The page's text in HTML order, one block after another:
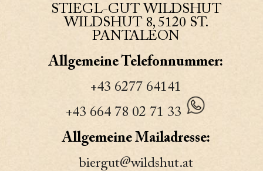
STIEGL-GUT WILDSHUT
WILDSHUT 8, 5120 ST.
PANTALEON
Allgemeine Telefonnummer:
+43 6277 64141
+43 664 78 02 71 33
Allgemeine Mailadresse:
biergut@wildshut.at